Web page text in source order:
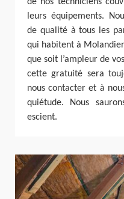
leurs équipements.
de qualité à tous les
qui habitent à
que soit l’ampleur de
cette gratuité sera
nous contacter et à
quiétude. Nous
escient.